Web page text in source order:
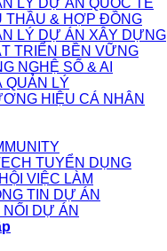
THẦU & HỢP ĐỒNG
LÝ DỰ ÁN XÂY DỰNG
TRIỂN BỀN VỮNG
NGHỆ SỐ & AI
QUẢN LÝ
HIỆU CÁ NHÂN
TUYỂN DỤNG
VIỆC LÀM
TIN DỰ ÁN
NỐI DỰ ÁN